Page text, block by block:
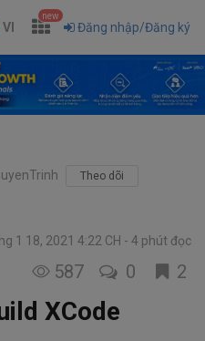
VI
new
Đăng nhập/Đăng ký
Theo dõi
1 18, 2021 4:22 CH 4 phút đọc
587 0 2
XCode